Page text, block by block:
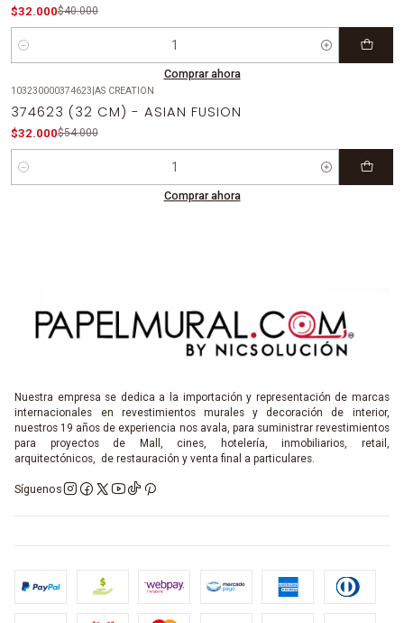
$32.000$40.000
Cantidad
Comprar ahora
OFF
103230000374623 AS CREATION
374623 (32 CM) - ASIAN FUSION
$32.000$54.000
Cantidad
Comprar ahora
Nuestra empresa se dedica a la importación y representación de marcas
internacionales en revestimientos murales y decoración de interior,
nuestros 19 años de experiencia nos avala, para suministrar revestimientos
para proyectos de Mall, cines, hotelería, inmobiliarios, retail,
arquitectónicos, de restauración y venta final a particulares.
Síguenos